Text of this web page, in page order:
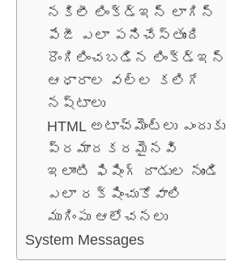
నకిలీ లింక్డ్ఇన్ లాగిన్
పేజీ ఎలా పనిచేస్తుంది
దొంగిలించబడిన లింక్డ్ఇన్
ఆధారాల వల్ల కలిగే
నష్టాలు
HTML అటాచ్‌మెంట్‌లు ఎందుకు
ప్రమాదకరమైనవి
ఇలాంటి ఫిషింగ్ దాడుల నుండి
ఎలా రక్షించుకోవాలి
ముగింపు ఆలోచనలు
System Messages